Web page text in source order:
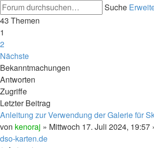
Suche
43 Themen
1
2
Nächste
Bekanntmachungen
Antworten
Zugriffe
Letzter Beitrag
Anleitung zur Verwendung der Galerie für
von kenoraj » Mittwoch 17. Juli 2024, 19:57
dso-karten.de